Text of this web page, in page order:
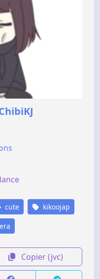
cute kikoojap
Copier (jvc)